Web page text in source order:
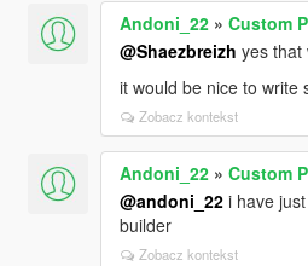
Andoni_22» Custom
@Shaezbreizh yes that
it would be nice to write
Zobacz kontekst
Andoni_22» Custom
@andoni_22i have just
builder
Zobacz kontekst